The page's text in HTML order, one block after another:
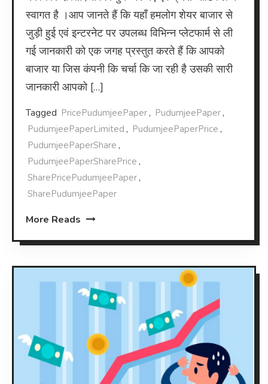
स्वागत है ।आप जानते हैं कि यहाँ हमलोग शेयर बाजार से
जुड़ी हुई एवं इन्टरनेट पर उपलब्ध विभिन्न प्लेटफार्म से ली
गई जानकारी को एक जगह प्रस्तुत करते हैं कि आपको
बाजार या जिस कंपनी कि चर्चा कि जा रही है उसकी सारी
जानकारी आपको […]
Tagged PricePudumjeePaper , PudumjeePaper ,
PudumjeePaperLimited , PudumjeePaperPrice ,
PudumjeePaperShare ,
PudumjeePaperSharePrice ,
SharePricePudumjeePaper ,
SharePudumjeePaper
More Reads